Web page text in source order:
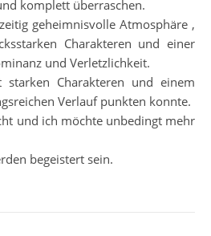
komplett überraschen.
geheimnisvolle Atmosphäre ,
Charakteren und einer
und Verletzlichkeit.
Charakteren und einem
Verlauf punkten konnte.
und ich möchte unbedingt mehr
begeistert sein.